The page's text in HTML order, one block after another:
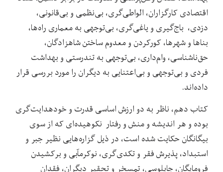
اقتصادی کارگزاران، الواطی‌گری، بی‌نظمی و بی‌قانونی،
دزدی، باج‌گیری و یاغی‌گری، بی‌توجهی به معماری راه‌ها،
بناها و شهرها، کورکردن و معدوم ساختن شاهزادگان،
حق‌ناشناسی، وام‌داری، بی‌توجهی به تندرستی و بهداشت
فردی و بی‌توجهی و بی‌اعتنایی به دیگران را مورد بررسی قرار
داده‌اند.
کتاب دهم، ناظر به دو ارزش اساسی قدرت و خودهدایت‌گری
بوده و هر اندیشه و منش و رفتار نکوهیده‌ای که از سوی
بیگانگان حکایت شده است، در ذیل گزاره‌هایی نظیر جبر و
استبداد، پذیرش فقر و تکدی‌گری، نوکرمآبی و برکشیدن
فرومایگان، چاپلوسی، تمسخر و تحقیر دیگران، فقدان